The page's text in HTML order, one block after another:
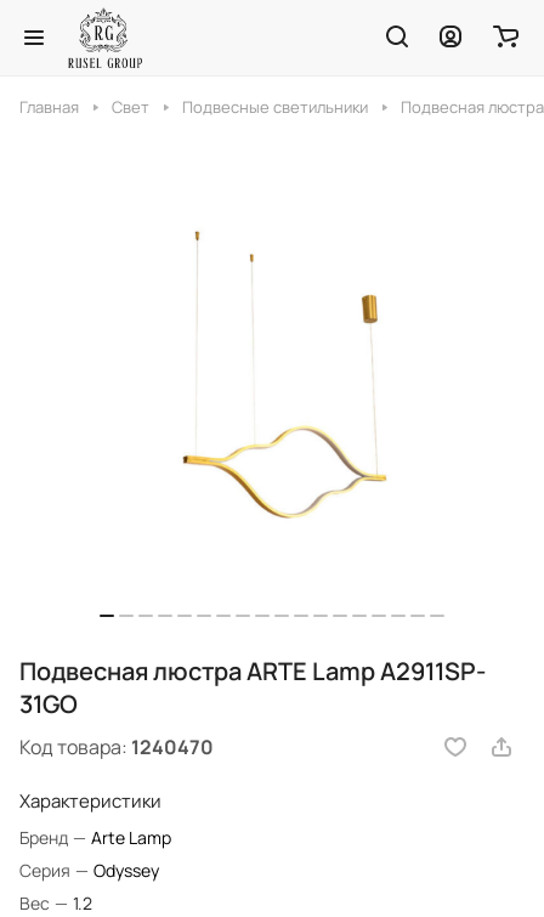
Главная Свет Подвесные светильники Подвесная люстра
Подвесная люстра ARTE Lamp A2911SP-
31GO
Код товара: 1240470
Характеристики
Бренд — Arte Lamp
Серия — Odyssey
Вес — 1.2